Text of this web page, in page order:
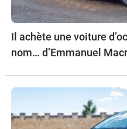
Il achète une voiture
nom… d’Emmanuel